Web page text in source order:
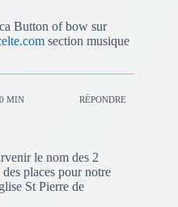
Button of bow sur
section musique
MIN RÉPONDRE
le nom des 2
places pour notre
St Pierre de